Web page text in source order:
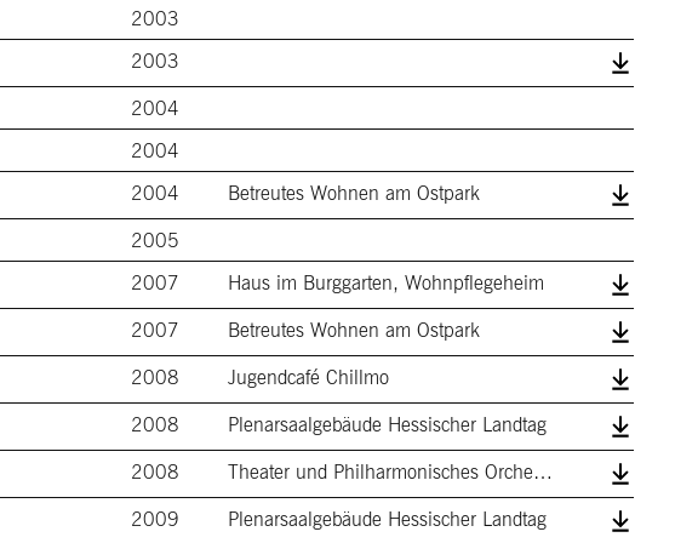
2003
2003
2004
2004
2004
Betreutes Wohnen am Ostpark
2005
2007
Haus im Burggarten, Wohnpflegeheim
2007
Betreutes Wohnen am Ostpark
2008
Jugendcafé Chillmo
2008
Plenarsaalgebäude Hessischer Landtag
2008
Theater und Philharmonisches Orchester
2009
Plenarsaalgebäude Hessischer Landtag